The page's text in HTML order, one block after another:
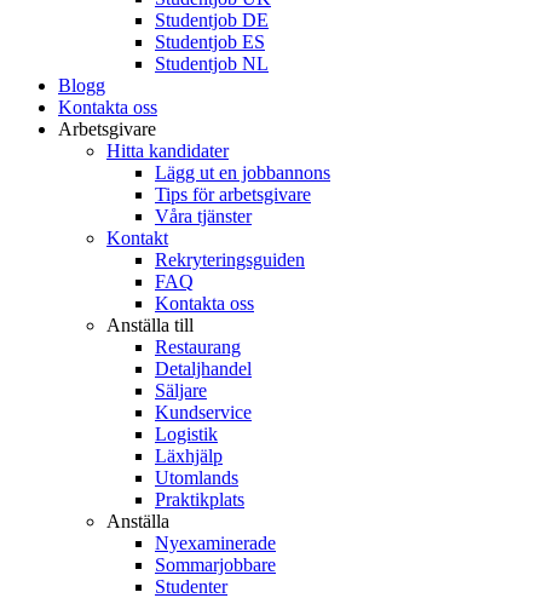
Studentjob DE
Studentjob ES
Studentjob NL
Blogg
Kontakta oss
Arbetsgivare
Hitta kandidater
Lägg ut en jobbannons
Tips för arbetsgivare
Våra tjänster
Kontakt
Rekryteringsguiden
FAQ
Kontakta oss
Anställa till
Restaurang
Detaljhandel
Säljare
Kundservice
Logistik
Läxhjälp
Utomlands
Praktikplats
Anställa
Nyexaminerade
Sommarjobbare
Studenter